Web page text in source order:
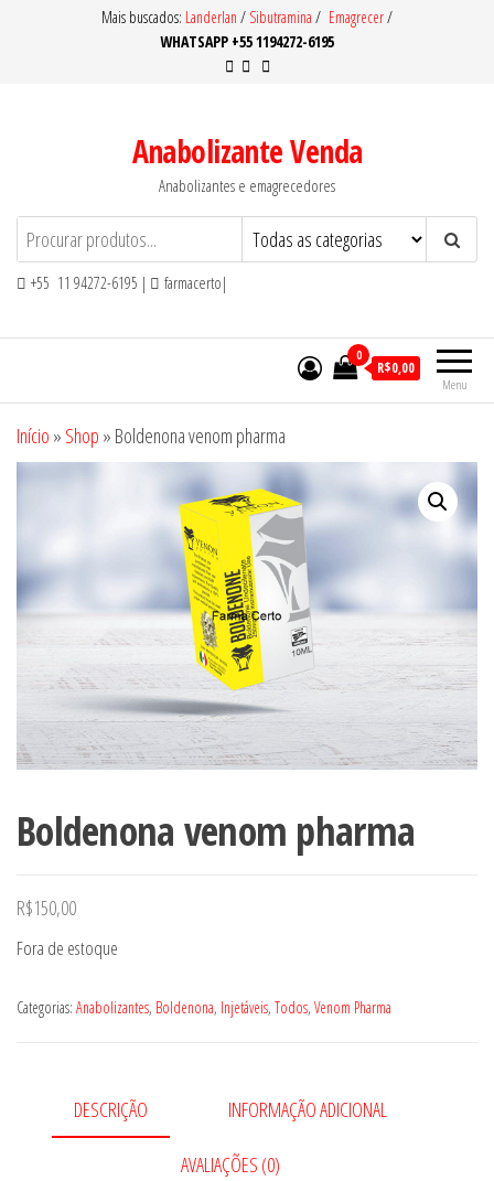
Mais buscados: Landerlan / Sibutramina / Emagrecer/
WHATSAPP +55 1194272-6195
Anabolizante Venda
Anabolizantes e emagrecedores
+55 11 94272-6195 | farmacerto|
Menu
0
R$0,00
Início » Shop » Boldenona venom pharma
Boldenona venom pharma
R$150,00
Fora de estoque
Categorias: Anabolizantes, Boldenona, Injetáveis, Todos, Venom Pharma
DESCRIÇÃO INFORMAÇÃO ADICIONAL
AVALIAÇÕES (0)